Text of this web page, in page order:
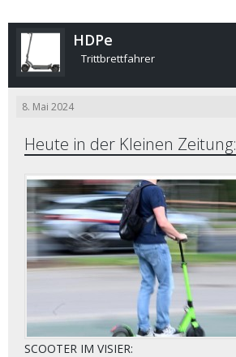
HDPe
Trittbrettfahrer
8. Mai 2024
Heute in der Kleinen Zeitung:
SCOOTER IM VISIER: